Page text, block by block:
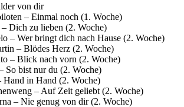
von dir
– Einmal noch (1. Woche)
Dich zu lieben (2. Woche)
– Wer bringt dich nach Hause (2. Woche)
– Blödes Herz (2. Woche)
– Blick nach vorn (2. Woche)
So bist nur du (2. Woche)
Hand in Hand (2. Woche)
– Auf Zeit geliebt (2. Woche)
– Nie genug von dir (2. Woche)